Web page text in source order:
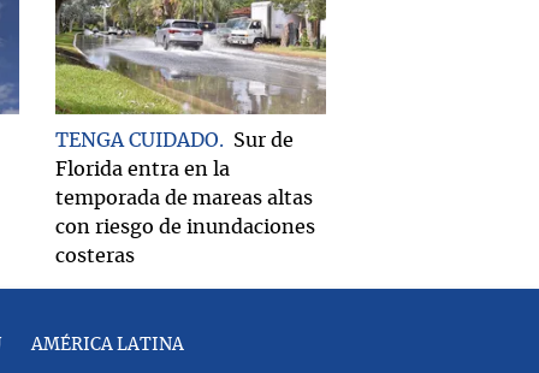
TENGA CUIDADO
Sur de
Florida entra en la
temporada de mareas altas
con riesgo de inundaciones
costeras
AMÉRICA LATINA